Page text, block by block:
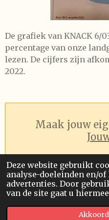
Deze website gebruikt
analyse-doeleinden en/of
advertenties. Door
van de site gaat u
Akkoord
De grafiek van KNACK 6/
percentage van onze
lezen. De cijfers zijn
2022.
Maak jouw
© 2026 Future Visions